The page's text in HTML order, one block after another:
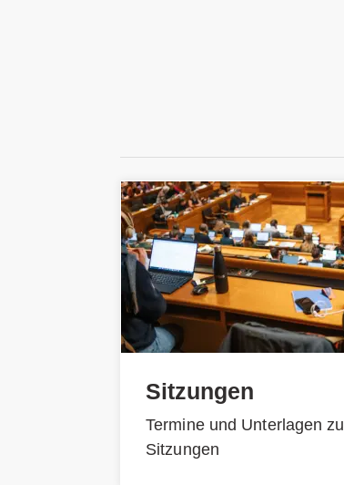
Sitzungen
Termine und Unterlagen zu
Sitzungen